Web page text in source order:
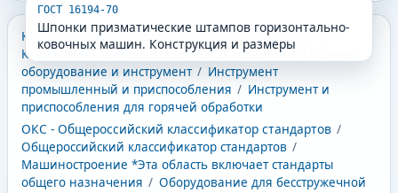
ГОСТ 16194-70
Шпонки призматические штампов горизонтально-
ковочных машин. Конструкция и размеры
КГС - Классификатор государственных стандартов /
Классификатор государственных стандартов /
оборудование и инструмент / Инструмент
промышленный и приспособления / Инструмент и
приспособления для горячей обработки
ОКС - Общероссийский классификатор стандартов /
Общероссийский классификатор стандартов /
Машиностроение *Эта область включает стандарты
общего назначения / Оборудование для бесстружечной